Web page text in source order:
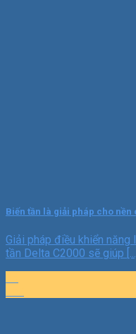
Biến tần là giải pháp cho
Giải pháp điều khiển
tần Delta C2000 sẽ giúp [...]